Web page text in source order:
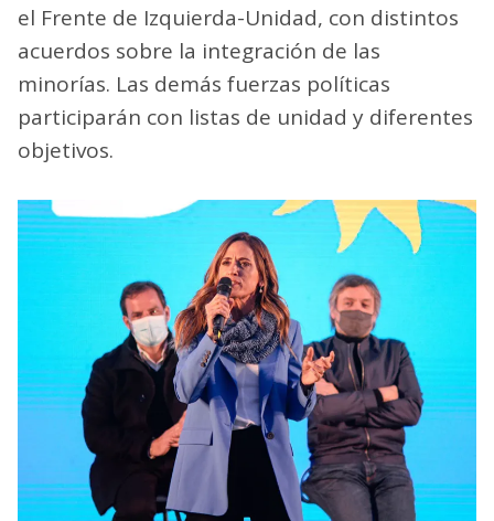
el Frente de Izquierda-Unidad, con distintos
acuerdos sobre la integración de las
minorías. Las demás fuerzas políticas
participarán con listas de unidad y diferentes
objetivos.